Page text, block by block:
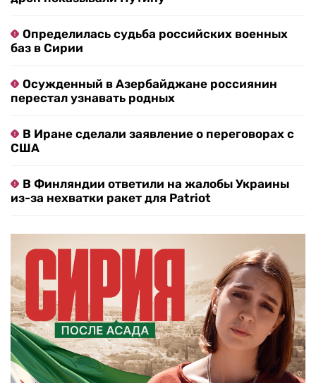
Определилась судьба российских военных
баз в Сирии
Осужденный в Азербайджане россиянин
перестал узнавать родных
В Иране сделали заявление о переговорах с
США
В Финляндии ответили на жалобы Украины
из-за нехватки ракет для Patriot